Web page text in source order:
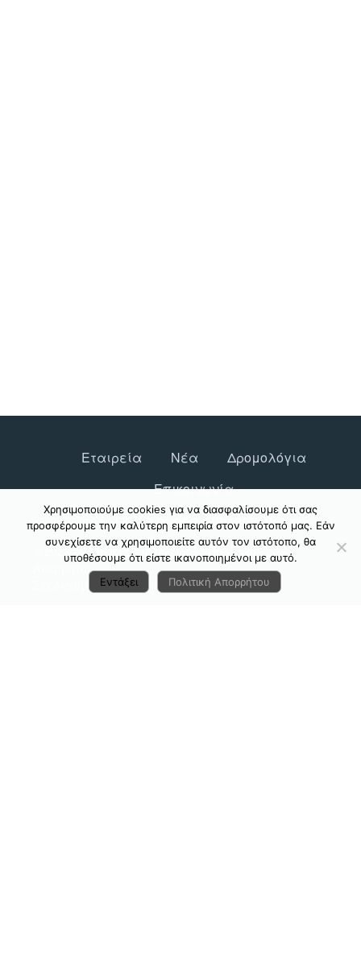
Εταιρεία Νέα
Δρομολόγια
Επικοινωνία
Online αγορά εισιτηρίων
© 2023 - 2026 ΚΤΕΛ Φθιώτιδος | Πολιτική
Απορρήτου
Σχεδιασμός & Ανάπτυξη:ΙΜΕ Πληροφορική
Χρησιμοποιούμε cookies για να διασφαλίσουμε ότι σας
προσφέρουμε την καλύτερη εμπειρία στον ιστότοπό μας. Εάν
συνεχίσετε να χρησιμοποιείτε αυτόν τον ιστότοπο, θα
υποθέσουμε ότι είστε ικανοποιημένοι με αυτό.
Εντάξει
Πολιτική Απορρήτου